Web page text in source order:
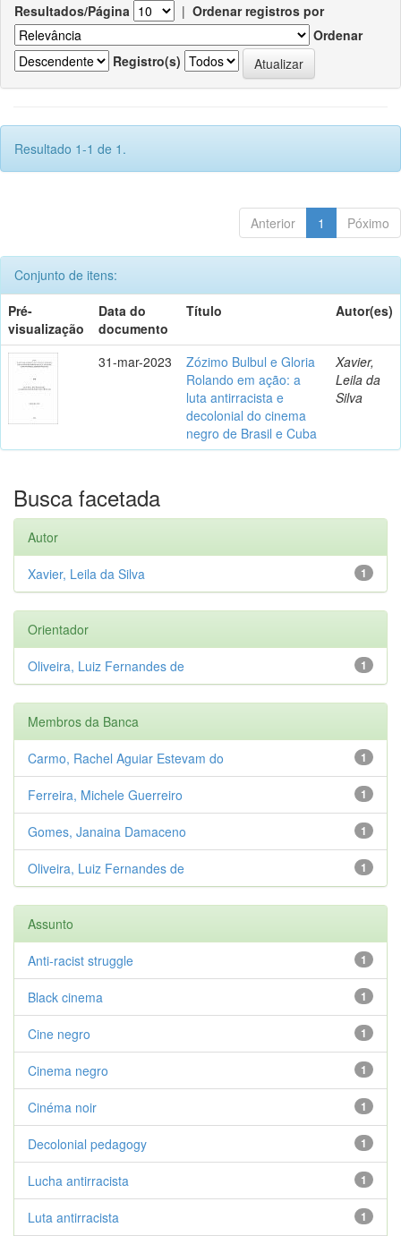
Resultados/Página | Ordenar registros por
Ordenar
Registro(s)
Resultado 1-1 de 1.
Anterior 1 Póximo
Conjunto de itens:
Pré-
visualização
Data do
documento
Título Autor(es)
31-mar-2023
Zózimo Bulbul e Gloria
Rolando em ação: a
luta antirracista e
decolonial do cinema
negro de Brasil e Cuba
Xavier,
Leila da
Silva
Busca facetada
Autor
1
Xavier, Leila da Silva
Orientador
1
Oliveira, Luiz Fernandes de
Membros da Banca
1
Carmo, Rachel Aguiar Estevam do
1
Ferreira, Michele Guerreiro
1
Gomes, Janaina Damaceno
1
Oliveira, Luiz Fernandes de
Assunto
1
Anti-racist struggle
1
Black cinema
1
Cine negro
1
Cinema negro
1
Cinéma noir
1
Decolonial pedagogy
1
Lucha antirracista
1
Luta antirracista